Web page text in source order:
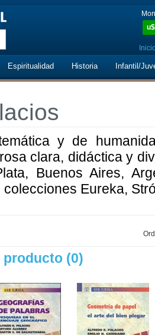
u$
Espiritualidad Historia Infantil/
y de
clara, didáctica y
Buenos Aires,
Eureka,
producto (0)